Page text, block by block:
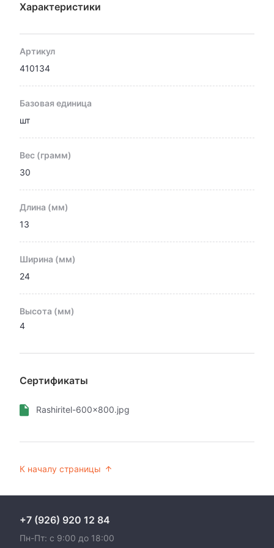
Характеристики
Артикул
410134
Базовая единица
шт
Вес (грамм)
30
Длина (мм)
13
Ширина (мм)
24
Высота (мм)
4
Сертификаты
Rashiritel-600x800.jpg
К началу страницы
+7 (926) 920 12 84
Пн-Пт: с 9:00 до 18:00